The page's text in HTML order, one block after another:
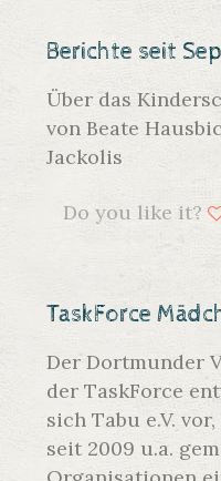
Berichte seit
Über das
von Beate
Jackolis
Do you like it?
TaskForce
Der Dortmunder
der TaskForce
sich Tabu e.V.
seit 2009 u.a.